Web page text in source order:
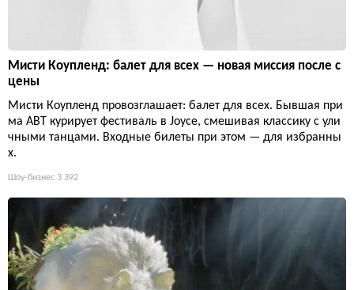
Мисти Коупленд: балет для всех — новая миссия после с
цены
Мисти Коупленд провозглашает: балет для всех. Бывшая при
ма ABT курирует фестиваль в Joyce, смешивая классику с ули
чными танцами. Входные билеты при этом — для избранны
х.
Шоу-бизнес 3 392